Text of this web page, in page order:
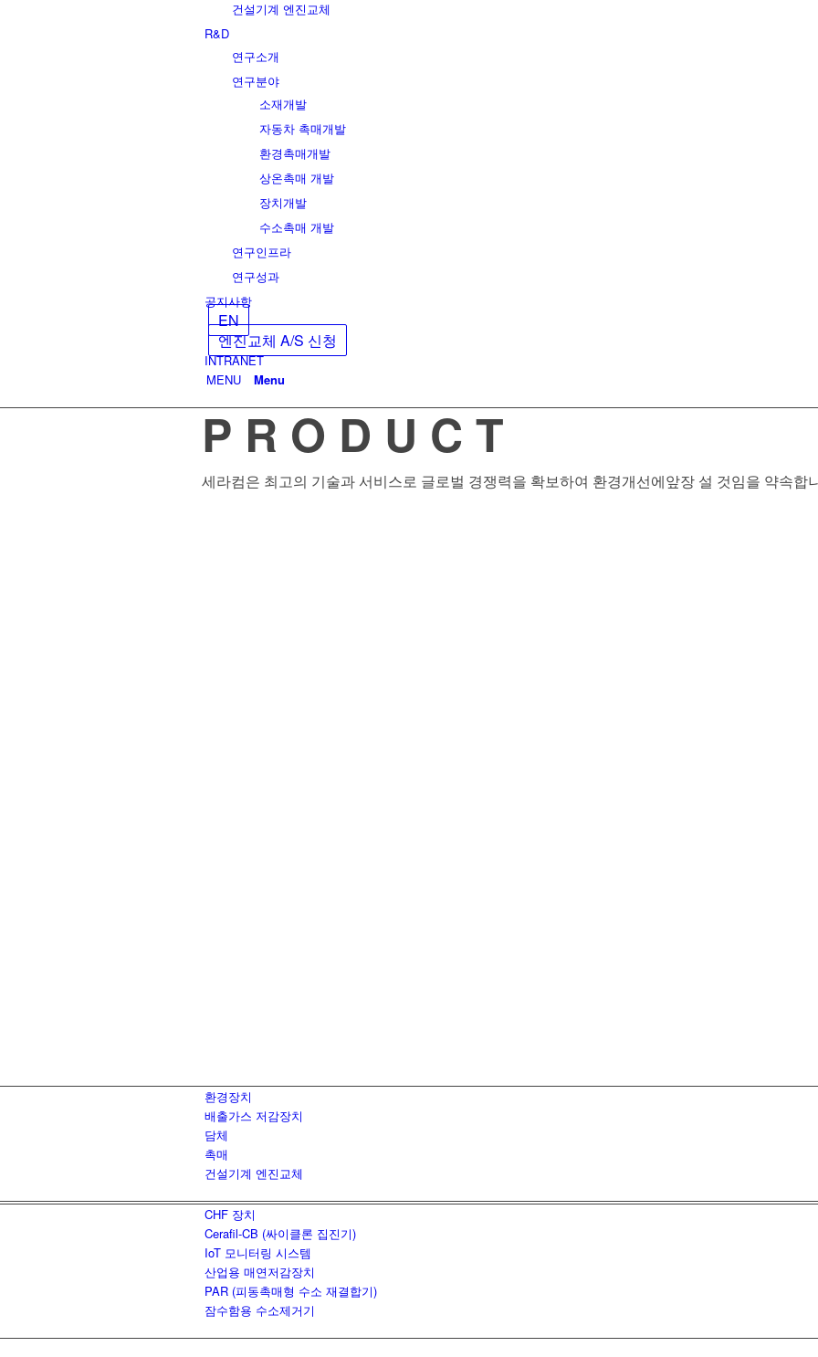
건설기계 엔진교체
R&D
연구소개
연구분야
소재개발
자동차 촉매개발
환경촉매개발
상온촉매 개발
장치개발
수소촉매 개발
연구인프라
연구성과
공지사항
EN
엔진교체 A/S 신청
INTRANET
Menu
P R O D U C T
세라컴은 최고의 기술과 서비스로 글로벌 경쟁력을 확보하여 환경개선에앞장 설 것임을 약속합
환경장치
배출가스 저감장치
담체
촉매
건설기계 엔진교체
CHF 장치
Cerafil-CB (싸이클론 집진기)
IoT 모니터링 시스템
산업용 매연저감장치
PAR (피동촉매형 수소 재결합기)
잠수함용 수소제거기